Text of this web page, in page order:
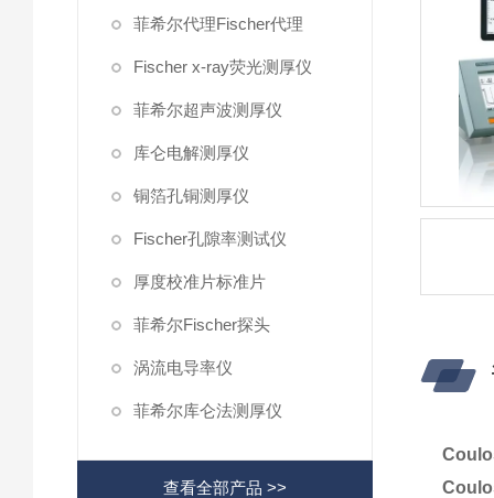
菲希尔代理Fischer代理
Fischer x-ray荧光测厚仪
菲希尔超声波测厚仪
库仑电解测厚仪
铜箔孔铜测厚仪
Fischer孔隙率测试仪
厚度校准片标准片
菲希尔Fischer探头
涡流电导率仪
菲希尔库仑法测厚仪
查看全部产品 >>